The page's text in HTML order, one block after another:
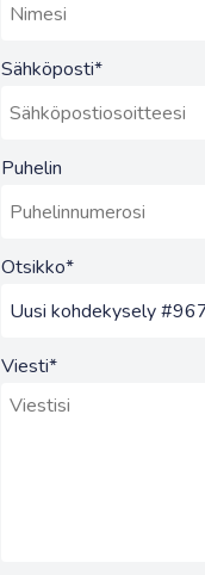
Sähköposti*
Puhelin
Otsikko*
Viesti*